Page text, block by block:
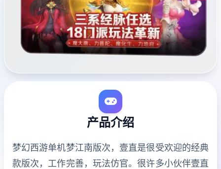
产品介绍
梦幻西游单机梦江南版次，壹直是很受欢迎的经典
款版次，工作完善，玩法仿官。很许多小伙伴壹直